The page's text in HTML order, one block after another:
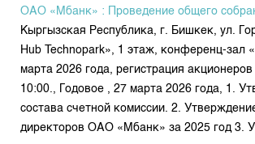
Акционеры
Руководство
Внутренний аудитор
Участники торгов
Товарно-сырьевой сектор
Листинг
Центр раскрытия информации
Тарифы
Аналитика
Нормативная база
Биржевая деятельность
Депозитарная деятельность
Центр раскрытия информации
Статистика торгов
Итоги последних торгов
Архив торгов
Учебный центр
ОАО «Мбанк» : Проведение общего
Кыргызская Республика, г. Бишкек, ул.
Hub Technopark», 1 этаж, конференц-зал
марта 2026 года, регистрация
10:00., Годовое , 27 марта 2026 года, 1.
состава счетной комиссии. 2.
директоров ОАО «Мбанк» за 2025 год 3.